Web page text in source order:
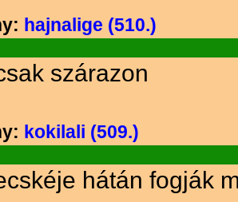
hajnalige (510.)
szárazon
kokilali (509.)
hátán fogják